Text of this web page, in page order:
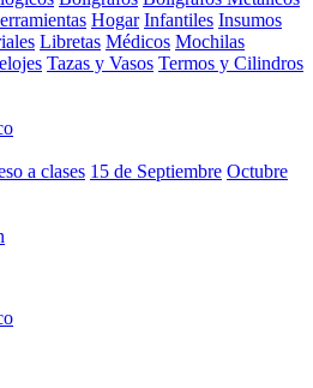
Hogar Infantiles Insumos
Libretas Médicos Mochilas
Tazas y Vasos Termos y Cilindros
a clases 15 de Septiembre Octubre